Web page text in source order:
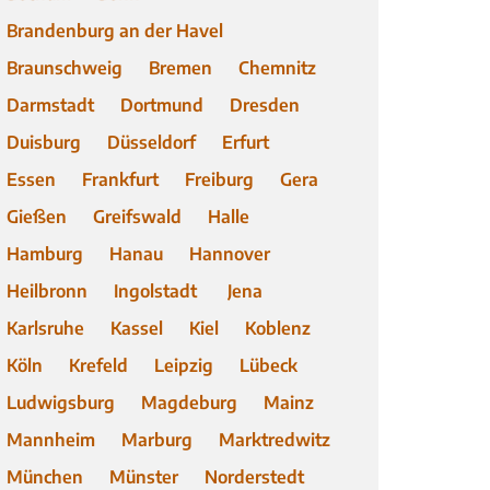
Brandenburg an der Havel
Braunschweig
Bremen
Chemnitz
Darmstadt
Dortmund
Dresden
Duisburg
Düsseldorf
Erfurt
Essen
Frankfurt Freiburg
Gera
Gießen
Greifswald
Halle
Hamburg
Hanau
Hannover
Heilbronn
Ingolstadt
Jena
Karlsruhe
Kassel Kiel
Koblenz
Köln
Krefeld Leipzig
Lübeck
Ludwigsburg
Magdeburg
Mainz
Mannheim
Marburg
Marktredwitz
München
Münster
Norderstedt